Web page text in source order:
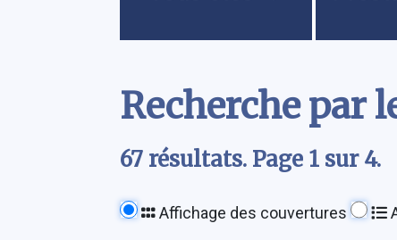
Recherche par
67 résultats. Page 1 sur 4.
Affichage des couvertures